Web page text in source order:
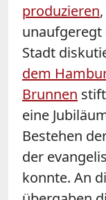
produzieren
unaufgeregt
Stadt
dem
Brunnen
eine
Bestehen
der
konnte. An